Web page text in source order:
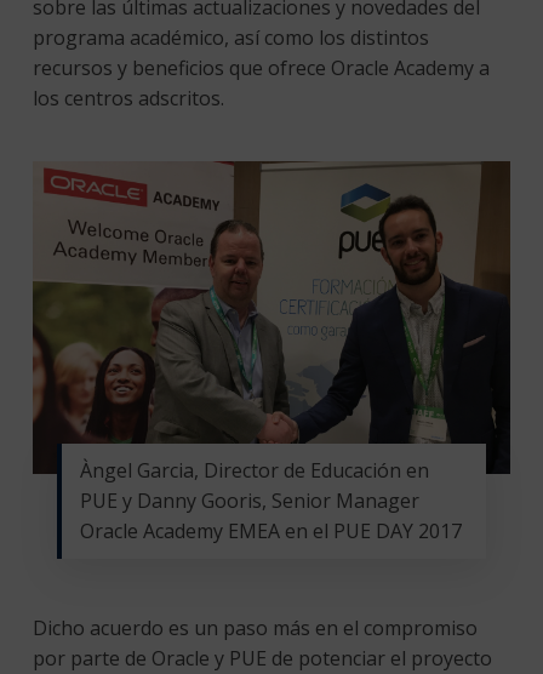
sobre las últimas actualizaciones y novedades del
programa académico, así como los distintos
recursos y beneficios que ofrece Oracle Academy a
los centros adscritos.
Àngel Garcia, Director de Educación en
PUE y Danny Gooris, Senior Manager
Oracle Academy EMEA en el PUE DAY 2017
Dicho acuerdo es un paso más en el compromiso
por parte de Oracle y PUE de potenciar el proyecto